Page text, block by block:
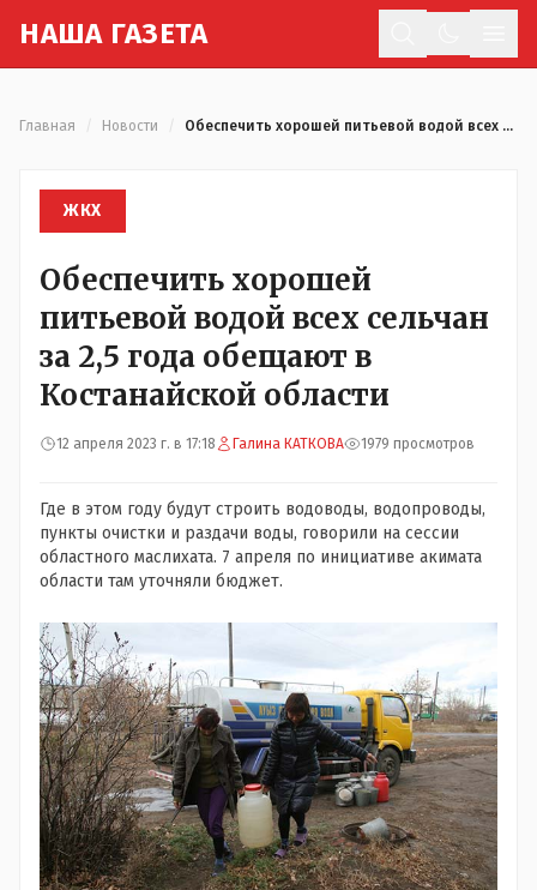
НАША ГАЗЕТА
Главная Новости Обеспечить хорошей питьевой водой всех сельчан за 2,5 года обещают в Костанайской области
ЖКХ
Обеспечить хорошей
питьевой водой всех сельчан
за 2,5 года обещают в
Костанайской области
12 апреля 2023 г. в 17:18 Галина КАТКОВА 1979 просмотров
Где в этом году будут строить водоводы, водопроводы,
пункты очистки и раздачи воды, говорили на сессии
областного маслихата. 7 апреля по инициативе акимата
области там уточняли бюджет.